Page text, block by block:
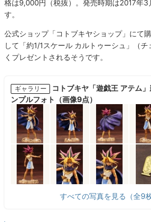
格は9,000円（税抜）。発売時期は2017年3
す。
公式ショップ「コトブキヤショップ」にて
して「約1/1スケール カルトゥーシュ」（
くプレゼントされるそうです。
ギャラリー
コトブキヤ「遊戯王 アテム
ンプルフォト（画像9点）
すべての写真を見る（全9枚